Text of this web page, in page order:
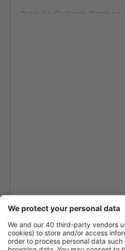
Brive-La-Gaillarde
Deauville-Saint Gatien
Deols Marcel Dassault
Dijon-Bourgogne Airport